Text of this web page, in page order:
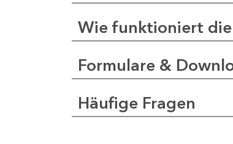
Wie funktioniert
Formulare &
Häufige Fragen